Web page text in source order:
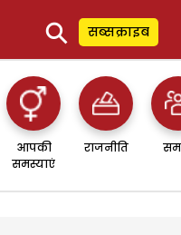
⚲ सब्सक्राइब
आपकी
समस्याएं
राजनीति